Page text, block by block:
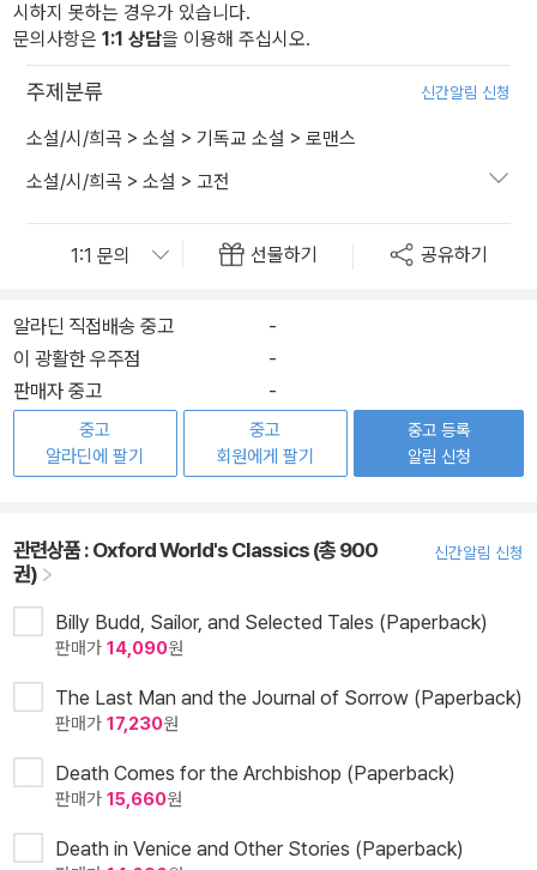
시하지 못하는 경우가 있습니다.
문의사항은 1:1 상담을 이용해 주십시오.
주제분류 신간알림 신청
소설/시/희곡 > 소설 > 기독교 소설 > 로맨스
소설/시/희곡 > 소설 > 고전
선물하기 공유하기
알라딘 직접배송 중고
-
이 광활한 우주점
-
판매자 중고
-
중고
알라딘에 팔기
중고
회원에게 팔기
중고 등록
알림 신청
관련상품 :Oxford World's Classics (총 900
권)
신간알림 신청
Billy Budd, Sailor, and Selected Tales (Paperback)
판매가 14,090원
The Last Man and the Journal of Sorrow (Paperback)
판매가 17,230원
Death Comes for the Archbishop (Paperback)
판매가 15,660원
Death in Venice and Other Stories (Paperback)